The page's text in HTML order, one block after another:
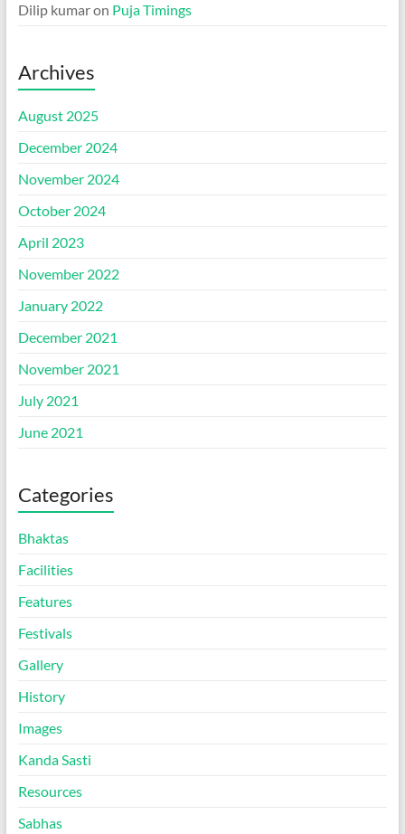
Dilip kumaron Puja Timings
Archives
August 2025
December 2024
November 2024
October 2024
April 2023
November 2022
January 2022
December 2021
November 2021
July 2021
June 2021
Categories
Bhaktas
Facilities
Features
Festivals
Gallery
History
Images
Kanda Sasti
Resources
Sabhas